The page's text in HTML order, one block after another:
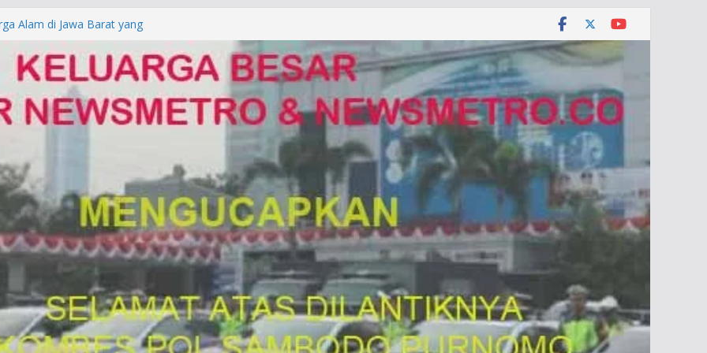
Alam di Jawa Barat yang
KUHAP Baru 2026, Tegaskan
Dipidana
DENPASAR DAN
POLDA BALI DIDUGA
ke Mabes Polri
Palsu, Kapolres
SIM